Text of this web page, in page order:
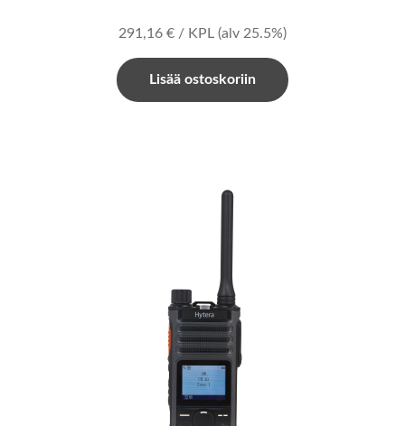
291,16 € / KPL (alv 25.5%)
Lisää ostoskoriin